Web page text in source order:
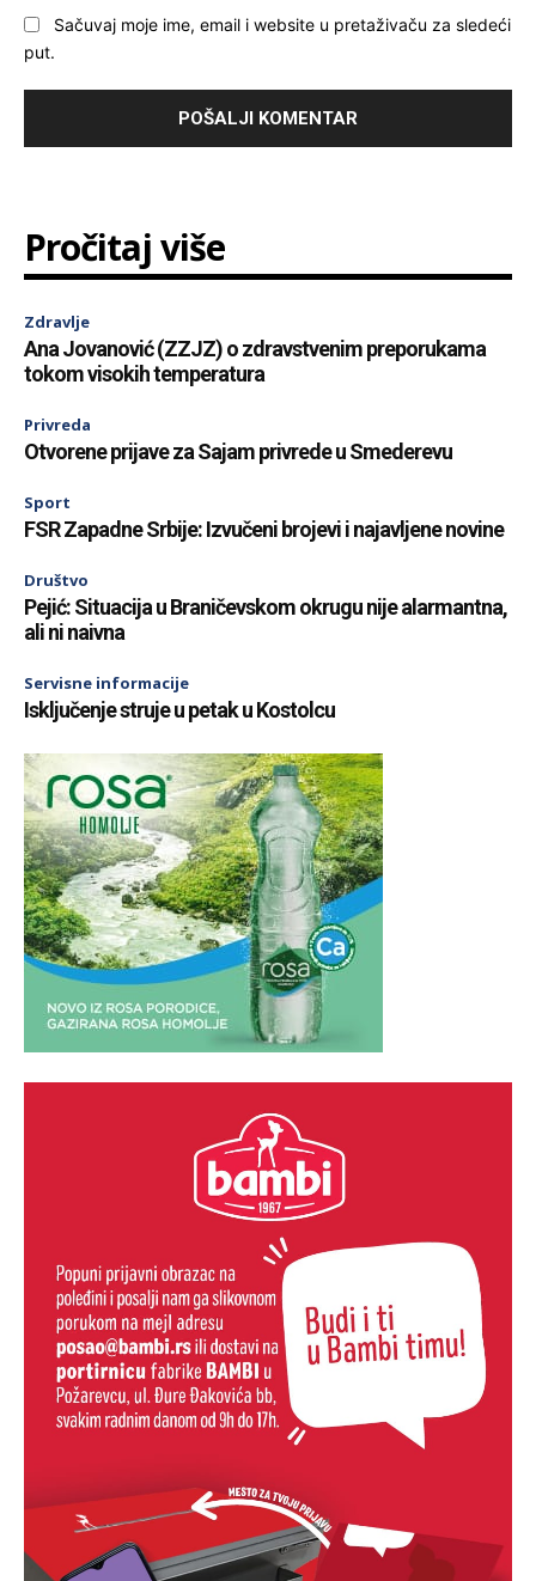
Sačuvaj moje ime, email i website u pretaživaču za sledeći
put.
Pročitaj više
Zdravlje
Ana Jovanović (ZZJZ) o zdravstvenim preporukama
tokom visokih temperatura
Privreda
Otvorene prijave za Sajam privrede u Smederevu
Sport
FSR Zapadne Srbije: Izvučeni brojevi i najavljene novine
Društvo
Pejić: Situacija u Braničevskom okrugu nije alarmantna,
ali ni naivna
Servisne informacije
Isključenje struje u petak u Kostolcu